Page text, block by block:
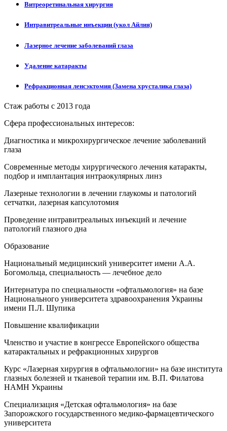
Витреоретинальная хирургия
Интравитреальные инъекции (укол Айлия)
Лазерное лечение заболеваний глаза
Удаление катаракты
Рефракционная ленсэктомия (Замена хрусталика глаза)
Стаж работы с 2013 года
Сфера профессиональных интересов:
Диагностика и микрохирургическое лечение заболеваний
глаза
Современные методы хирургического лечения катаракты,
подбор и имплантация интраокулярных линз
Лазерные технологии в лечении глаукомы и патологий
сетчатки, лазерная капсулотомия
Проведение интравитреальных инъекций и лечение
патологий глазного дна
Образование
Национальный медицинский университет имени А.А.
Богомольца, специальность — лечебное дело
Интернатура по специальности «офтальмология» на базе
Национального университета здравоохранения Украины
имени П.Л. Шупика
Повышение квалификации
Членство и участие в конгрессе Европейского общества
катарактальных и рефракционных хирургов
Курс «Лазерная хирургия в офтальмологии» на базе института
глазных болезней и тканевой терапии им. В.П. Филатова
НАМН Украины
Специализация «Детская офтальмология» на базе
Запорожского государственного медико-фармацевтического
университета